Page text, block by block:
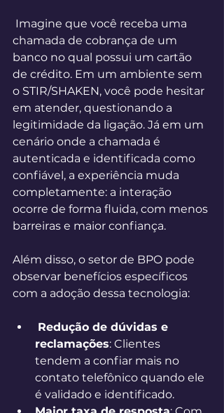
Imagine que você receba uma
chamada de cobrança de um
banco no qual possui um cartão
de crédito. Em um ambiente sem
o STIR/SHAKEN, você pode hesitar
em atender, questionando a
legitimidade da ligação. Já em um
cenário onde a chamada é
autenticada e identificada como
confiável, a experiência muda
completamente: a interação
ocorre de forma fluida, com menos
barreiras e maior confiança.
Além disso, o setor de BPO pode
observar benefícios específicos
com a adoção dessa tecnologia:
Redução de dúvidas e
reclamações: Clientes
tendem a confiar mais no
contato telefônico quando ele
é validado e identificado.